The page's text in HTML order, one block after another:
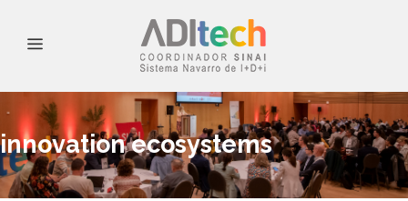
innovation ecosystems